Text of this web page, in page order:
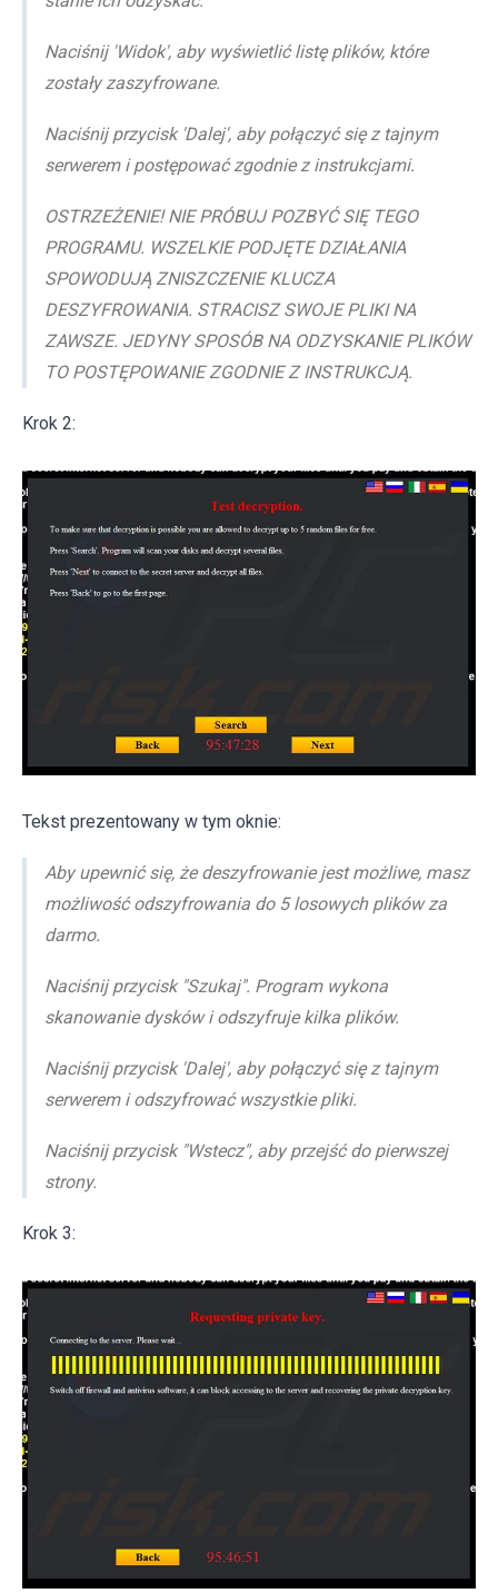
Naciśnij 'Widok', aby wyświetlić listę plików, które
zostały zaszyfrowane.
Naciśnij przycisk 'Dalej', aby połączyć się z tajnym
serwerem i postępować zgodnie z instrukcjami.
OSTRZEŻENIE! NIE PRÓBUJ POZBYĆ SIĘ TEGO
PROGRAMU. WSZELKIE PODJĘTE DZIAŁANIA
SPOWODUJĄ ZNISZCZENIE KLUCZA
DESZYFROWANIA. STRACISZ SWOJE PLIKI NA
ZAWSZE. JEDYNY SPOSÓB NA ODZYSKANIE PLIKÓW
TO POSTĘPOWANIE ZGODNIE Z INSTRUKCJĄ.
Krok 2:
Tekst prezentowany w tym oknie:
Aby upewnić się, że deszyfrowanie jest możliwe, masz
możliwość odszyfrowania do 5 losowych plików za
darmo.
Naciśnij przycisk "Szukaj". Program wykona
skanowanie dysków i odszyfruje kilka plików.
Naciśnij przycisk 'Dalej', aby połączyć się z tajnym
serwerem i odszyfrować wszystkie pliki.
Naciśnij przycisk "Wstecz", aby przejść do pierwszej
strony.
Krok 3: